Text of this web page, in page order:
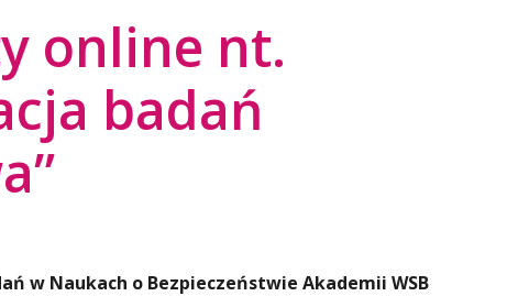
online nt.
badań
w Naukach o Bezpieczeństwie Akademii WSB